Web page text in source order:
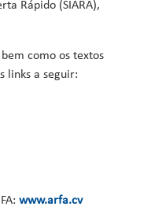
Rápido (SIARA),
como os textos
links a seguir:
www.arfa.cv